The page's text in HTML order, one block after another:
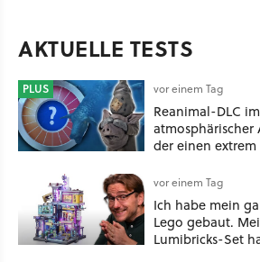
AKTUELLE TESTS
PLUS vor einem Tag
Reanimal-DLC
der einen
vor einem Tag
Ich habe mein
Lego gebaut.
Lumibricks-Set